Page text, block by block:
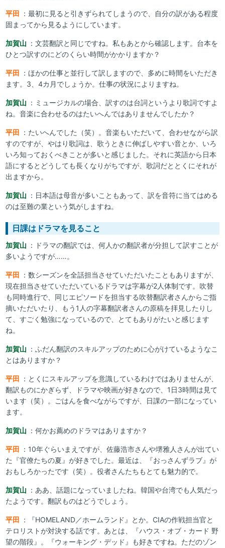
平田 ：最初に見ると引きずられてしまうので、自分の訳がある程度
固まってから見るようにしています。
加賀山 ：文芸翻訳と同じですね。私もあとから確認します。台本を
ひとつ訳すのにどのくらい時間がかかりますか？
平田 ：ほかの仕事と並行して訳しますので、多めに時間をいただき
ます。3、4カ月でしょうか。仕事の状況によりますね。
加賀山 ：ミュージカルの場合、訳すのは台詞というより歌詞ですよ
ね。音楽に合わせるのはたいへんではありませんでしたか？
平田 ：たいへんでした（笑）。音楽もいただいて、合わせながら訳
すのですが、やはり歌詞は、歌うときに伸ばしやすい音とか、いろ
いろ知っておくべきことが多いと感じました。それに英語から日本
語にするとどうしても長くなりがちですが、歌詞だととくにそれが
出ますから。
加賀山 ：日本語は母音が多いこともあって、訳を音符に当てはめる
のは至難の業という気がしますね。
日課はドラマを見ること
加賀山 ：ドラマの翻訳では、何人かの翻訳者が分担して訳すことが
多いようですが……。
平田 ：数シーズンを全話担当させていただいたこともありますが、
現在担当させていただいているドラマは字幕が2人体制です。吹替
も同時進行で、同じエピソードを担当する吹替翻訳者さんからご指
摘いただいたり、もう1人の字幕翻訳者さんの原稿を拝見したりし
て、すごく勉強になっているので、とてもありがたいと感じます
ね。
加賀山 ：ふだん翻訳のスキルアップのために心がけているようなこ
とはありますか？
平田 ：とくにスキルアップを意識しているわけではありませんが、
翻訳ものにかぎらず、ドラマや映画が好きなので、1日3時間は見て
います（笑）。ごはんを食べながらですが、日課の一部になってい
ます。
加賀山 ：何かお薦めのドラマはありますか？
平田 ：10年ぐらいまえですが、佐藤浩市さんや堺雅人さんが出てい
た『官僚たちの夏』が好きでした。最近は、『おっさんずラブ』が
おもしろかったです（笑）。役者さんたちもとても魅力的で。
加賀山 ：ああ、話題になっていましたね。韓国や台湾でも人気だっ
たようです。翻訳ものはどうでしょう。
平田 ：『HOMELAND／ホームランド』とか。CIAの作戦担当官と
テロリストが対決する話です。あとは、『ハウス・オブ・カード 野
望の階段』。『ウォーキング・デッド』も好きですね。ただのゾン